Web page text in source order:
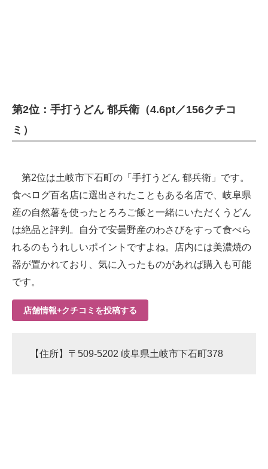
第2位：手打うどん 郁兵衛（4.6pt／156クチコ
ミ）
第2位は土岐市下石町の「手打うどん 郁兵衛」です。
食べログ百名店に選出されたこともある名店で、岐阜県
産の自然薯を使ったとろろご飯と一緒にいただくうどん
は絶品と評判。自分で安曇野産のわさびをすって食べら
れるのもうれしいポイントですよね。店内には美濃焼の
器が置かれており、気に入ったものがあれば購入も可能
です。
店舗情報+クチコミを投稿する
【住所】〒509-5202 岐阜県土岐市下石町378